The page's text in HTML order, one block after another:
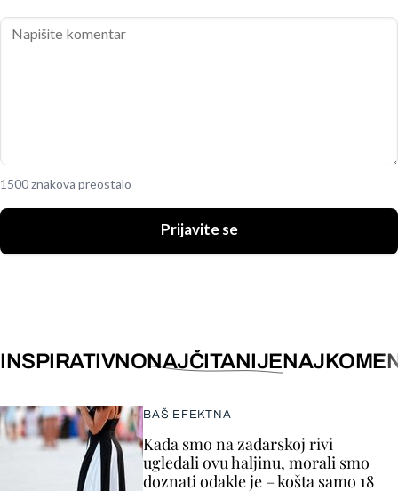
1500 znakova preostalo
Prijavite se
INSPIRATIVNONAJČITANIJE
BAŠ EFEKTNA
Kada smo na zadarskoj rivi
ugledali ovu haljinu, morali smo
doznati odakle je – košta samo 18